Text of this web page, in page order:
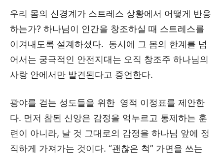
우리 몸의 신경계가 스트레스 상황에서 어떻게 반응
하는가? 하나님이 인간을 창조하실 때 스트레스를
이겨내도록 설계하셨다. 동시에 그 몸의 한계를 넘
어서는 궁극적인 안전지대는 오직 창조주 하나님의
사랑 안에서만 발견된다고 증언한다.
광야를 걷는 성도들을 위한 영적 이정표를 제안한
다. 먼저 참된 신앙은 감정을 억누르고 통제하는 훈
련이 아니라, 날 것 그대로의 감정을 하나님 앞에 정
직하게 가져가는 것이다. “괜찮은 척” 가면을 쓰는